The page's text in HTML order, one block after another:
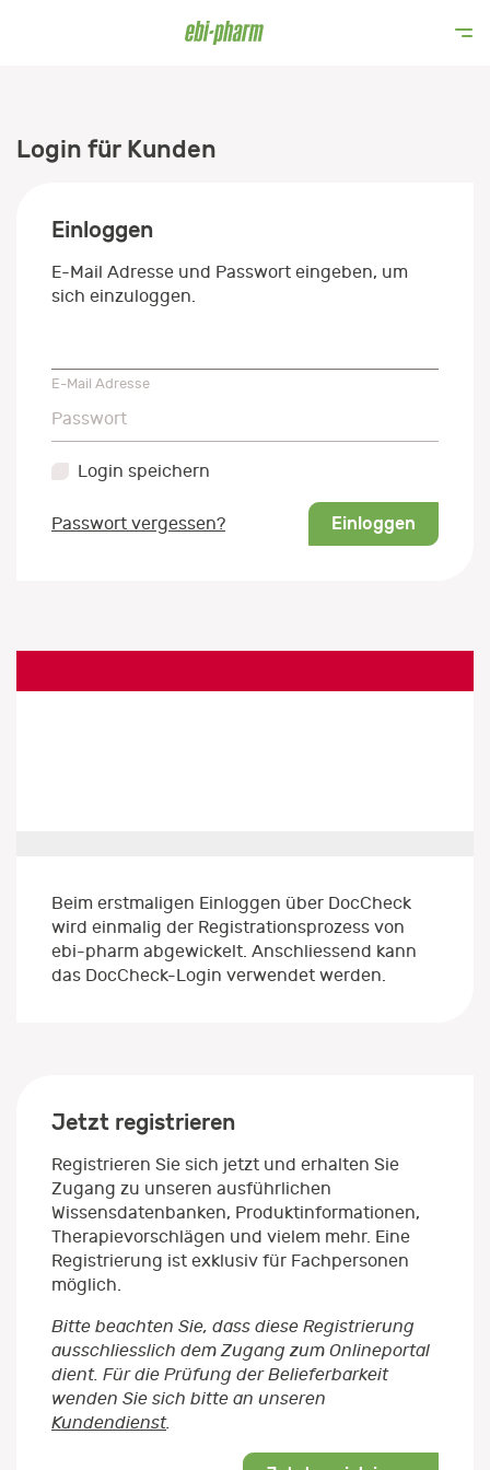
Login für Kunden
Einloggen
E-Mail Adresse und Passwort eingeben, um
sich einzuloggen.
E-Mail Adresse
Passwort
Passwort
Login speichern
Passwort vergessen? Einloggen
Beim erstmaligen Einloggen über DocCheck
wird einmalig der Registrationsprozess von
ebi-pharm abgewickelt. Anschliessend kann
das DocCheck-Login verwendet werden.
Jetzt registrieren
Registrieren Sie sich jetzt und erhalten Sie
Zugang zu unseren ausführlichen
Wissensdatenbanken, Produktinformationen,
Therapievorschlägen und vielem mehr. Eine
Registrierung ist exklusiv für Fachpersonen
möglich.
Bitte beachten Sie, dass diese Registrierung
ausschliesslich dem Zugang zum Onlineportal
dient. Für die Prüfung der Belieferbarkeit
wenden Sie sich bitte an unseren
Kundendienst.